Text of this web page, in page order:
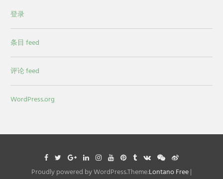
登录
条目 feed
评论 feed
WordPress.org
Facebook
TwitterGoogleLinkedinInstagram
YouTubePinterest
Tumblr
VK WeChatWeibo
Proudly powered by WordPress.Theme:Lontano Free|